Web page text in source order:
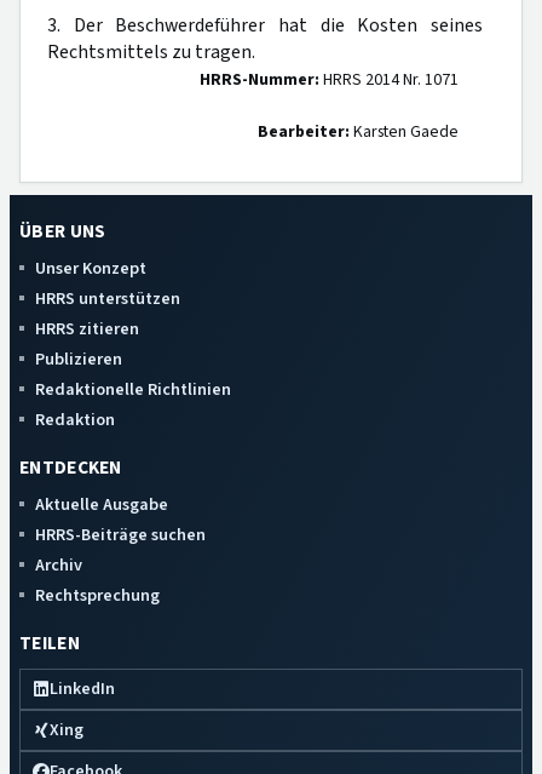
3. Der Beschwerdeführer hat die Kosten seines
Rechtsmittels zu tragen.
HRRS-Nummer: HRRS 2014 Nr. 1071
Bearbeiter: Karsten Gaede
ÜBER UNS
Unser Konzept
HRRS unterstützen
HRRS zitieren
Publizieren
Redaktionelle Richtlinien
Redaktion
ENTDECKEN
Aktuelle Ausgabe
HRRS-Beiträge suchen
Archiv
Rechtsprechung
TEILEN
LinkedIn
Xing